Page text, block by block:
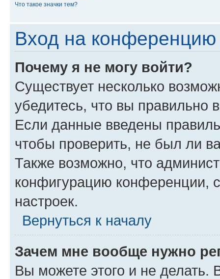
Что такое значки тем?
Вход на конференцию
Почему я не могу войти?
Существует несколько
убедитесь, что вы правильно
Если данные введены
чтобы проверить, не был ли
Также возможно, что
конфигурацию конференции,
настроек.
Вернуться к началу
Зачем мне вообще нужно
Вы можете этого и не делать.